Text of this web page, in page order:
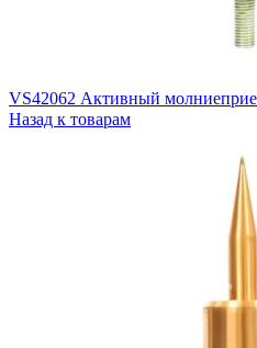
VS42062 Активный
Назад к товарам